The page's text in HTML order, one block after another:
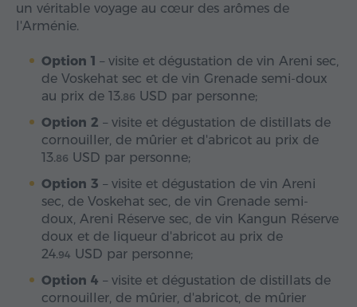
un véritable voyage au cœur des arômes de
l'Arménie.
Option 1 – visite et dégustation de vin Areni sec,
de Voskehat sec et de vin Grenade semi-doux
au prix de 13.86 USD par personne;
Option 2 – visite et dégustation de distillats de
cornouiller, de mûrier et d'abricot au prix de
13.86 USD par personne;
Option 3 – visite et dégustation de vin Areni
sec, de Voskehat sec, de vin Grenade semi-
doux, Areni Réserve sec, de vin Kangun Réserve
doux et de liqueur d'abricot au prix de
24.94 USD par personne;
Option 4 – visite et dégustation de distillats de
cornouiller, de mûrier, d'abricot, de mûrier